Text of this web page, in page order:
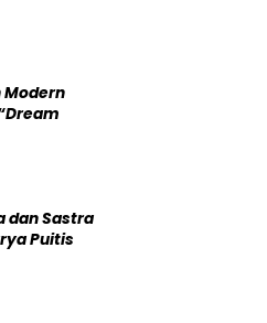
Modern
dan Sastra
Puitis